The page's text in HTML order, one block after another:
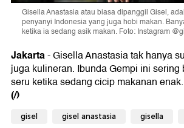
Gisella Anastasia atau biasa dipanggil Gisel,
penyanyi Indonesia yang juga hobi makan.
ketika ia sedang asik makan. Foto: Instagram
Jakarta- Gisella Anastasia tak hanya
juga kulineran. Ibunda Gempi ini sering
seru ketika sedang cicip makanan
(/)
gisel gisel anastasia gisella